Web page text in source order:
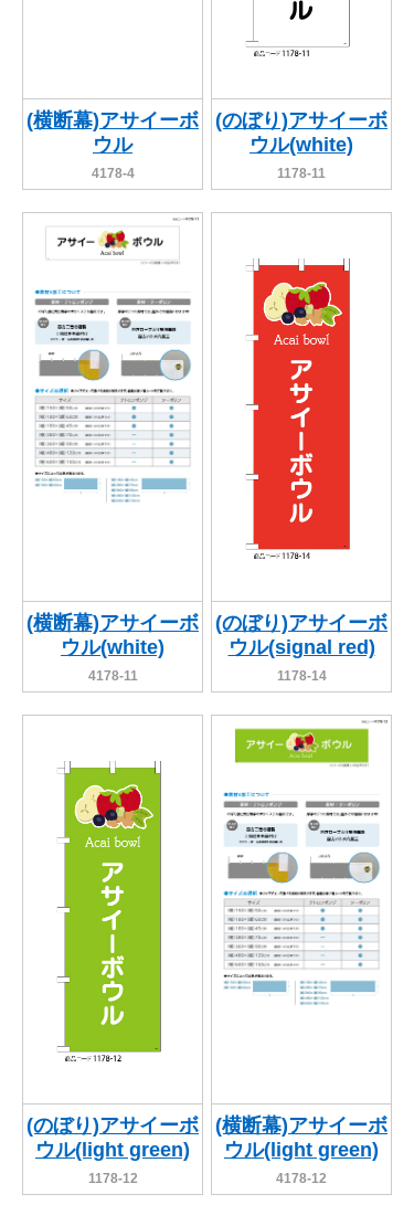
(横断幕)アサイーボ
ウル
4178-4
(のぼり)アサイーボ
ウル(white)
1178-11
(横断幕)アサイーボ
ウル(white)
4178-11
(のぼり)アサイーボ
ウル(signal red)
1178-14
(のぼり)アサイーボ
ウル(light green)
1178-12
(横断幕)アサイーボ
ウル(light green)
4178-12